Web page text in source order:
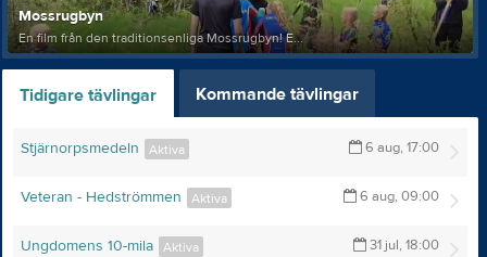
Mossrugbyn
En film från den traditionsenliga Mossrugbyn! E...
Tidigare tävlingar Kommande tävlingar
6 aug, 17:00
Aktiva
Stjärnorpsmedeln
6 aug, 09:00
Aktiva
Veteran - Hedströmmen
31 jul, 18:00
Aktiva
Ungdomens 10-mila